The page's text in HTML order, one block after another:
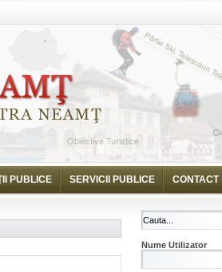
PUBLICE SERVICII PUBLICE CONTACT
Nume Utilizator